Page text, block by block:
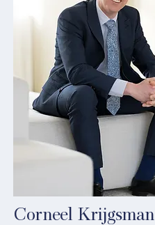
Corneel Krijgsman